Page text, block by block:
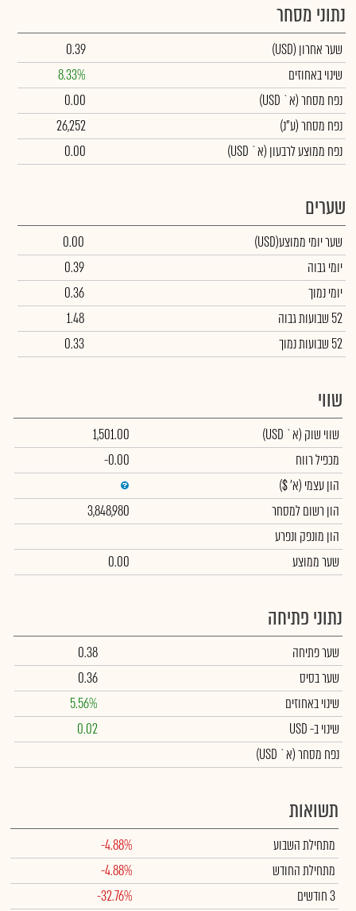
נתוני מסחר
שער אחרון (USD)
0.39
שינוי באחוזים
8.33%
נפח מסחר(א` USD)
0.00
נפח מסחר(ע"נ)
26,252
נפח ממוצע לרבעון (א` USD)
0.00
שערים
שער יומי ממוצע(USD)
0.00
יומי גבוה
0.39
יומי נמוך
0.36
52 שבועות גבוה
1.48
52 שבועות נמוך
0.33
שווי
שווי שוק (א` USD)
1,501.00
מכפיל רווח
-0.00
הון עצמי (א' $)
הון רשום למסחר
3,848,980
הון מונפק ונפרע
שער ממוצע
0.00
נתוני פתיחה
שער פתיחה
0.38
שער בסיס
0.36
שינוי באחוזים
5.56%
שינויב- USD
0.02
נפח מסחר(א` USD)
תשואות
מתחילת השבוע
-4.88%
מתחילת החודש
-4.88%
3 חודשים
-32.76%